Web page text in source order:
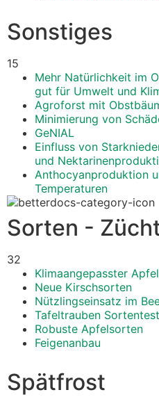
Sonstiges
15
Mehr Natürlichkeit im
gut für Umwelt und
Agroforst mit
Minimierung von
GeNIAL
Einfluss von
und
Anthocyanproduktion
Temperaturen
Sorten -
32
Klimaangepasster
Neue Kirschsorten
Nützlingseinsatz im
Tafeltrauben Sortentest
Robuste Apfelsorten
Feigenanbau
Spätfrost